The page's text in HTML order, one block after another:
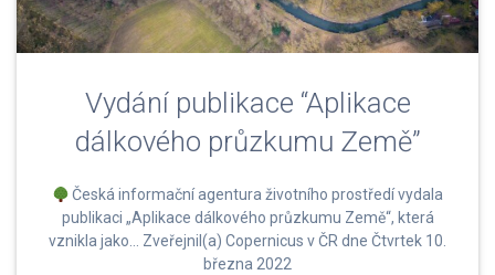
Vydání publikace “Aplikace
dálkového průzkumu Země”
Česká informační agentura životního prostředí vydala
publikaci „Aplikace dálkového průzkumu Země“, která
vznikla jako… Zveřejnil(a) Copernicus v ČR dne Čtvrtek 10.
března 2022